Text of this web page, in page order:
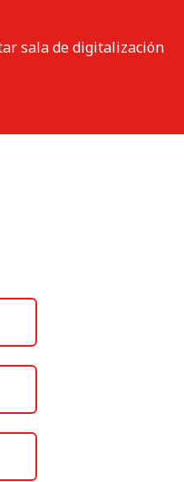
sala de digitalización